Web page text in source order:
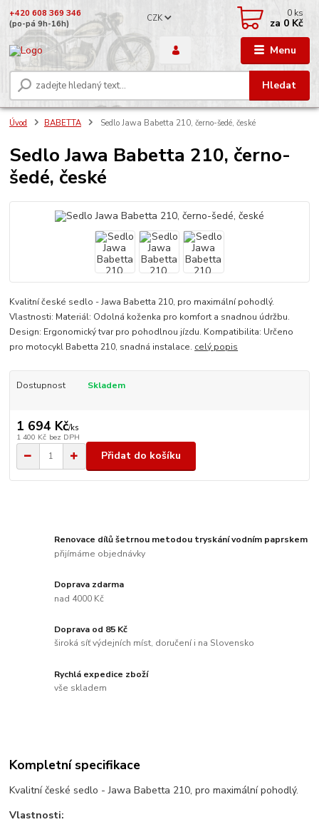
Menu
CZK
Hledat
+420 608 369 346
(po-pá 9h-16h)
0 ks
za 0 Kč
Úvod BABETTA Sedlo Jawa Babetta 210, černo-šedé, české
Sedlo Jawa Babetta 210, černo-
šedé, české
Kvalitní české sedlo - Jawa Babetta 210, pro maximální pohodlý.
Vlastnosti: Materiál: Odolná koženka pro komfort a snadnou údržbu.
Design: Ergonomický tvar pro pohodlnou jízdu. Kompatibilita: Určeno
pro motocykl Babetta 210, snadná instalace. celý popis
Dostupnost Skladem
1 694 Kč/ks
1 400 Kč bez DPH
Přidat do košíku
Renovace dílů šetrnou metodou tryskání vodním paprskem
přijímáme objednávky
Doprava zdarma
nad 4000 Kč
Doprava od 85 Kč
široká síť výdejních míst, doručení i na Slovensko
Rychlá expedice zboží
vše skladem
Kompletní specifikace
Kvalitní české sedlo - Jawa Babetta 210, pro maximální pohodlý.
Vlastnosti: